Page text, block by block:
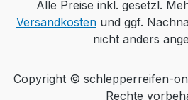
Alle Preise inkl. gesetzl.
Versandkostenund ggf.
nicht anders
Copyright © schlepperreifen-
Rechte